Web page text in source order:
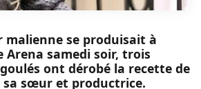
malienne se produisait à
Arena samedi soir, trois
ont dérobé la recette de
sa sœur et productrice.